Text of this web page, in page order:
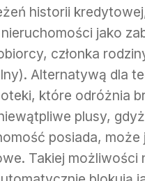
historii
jako
członka
Alternatywą dla
które odróżnia
plusy,
posiada,
Takiej możliwości